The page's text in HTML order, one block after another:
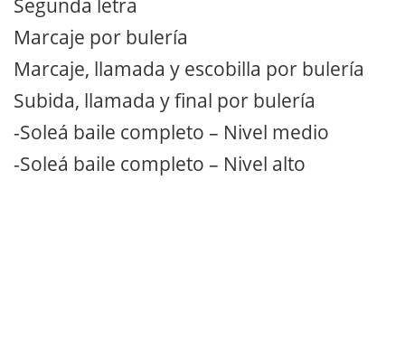
Segunda letra
Marcaje por bulería
Marcaje, llamada y escobilla por bulería
Subida, llamada y final por bulería
-Soleá baile completo – Nivel medio
-Soleá baile completo – Nivel alto